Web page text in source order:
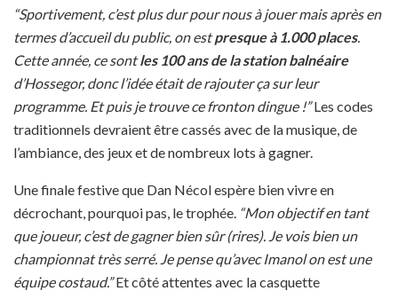
“Sportivement, c’est plus dur pour nous à jouer mais après en
termes d’accueil du public, on estpresque à 1.000 places.
Cette année, ce sontles 100 ans de la station balnéaire
d’Hossegor, donc l’idée était de rajouter ça sur leur
programme. Et puis je trouve ce fronton dingue !”Les codes
traditionnels devraient être cassés avec de la musique, de
l’ambiance, des jeux et de nombreux lots à gagner.
Une finale festive que Dan Nécol espère bien vivre en
décrochant, pourquoi pas, le trophée. “Mon objectif en tant
que joueur, c’est de gagner bien sûr (rires). Je vois bien un
championnat très serré. Je pense qu’avec Imanol on est une
équipe costaud.”Et côté attentes avec la casquette